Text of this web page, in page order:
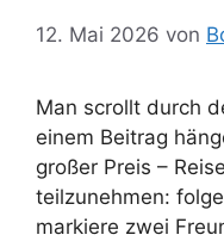
12. Mai 2026 von
Man scrollt durch
einem Beitrag
großer Preis –
teilzunehmen:
markiere zwei